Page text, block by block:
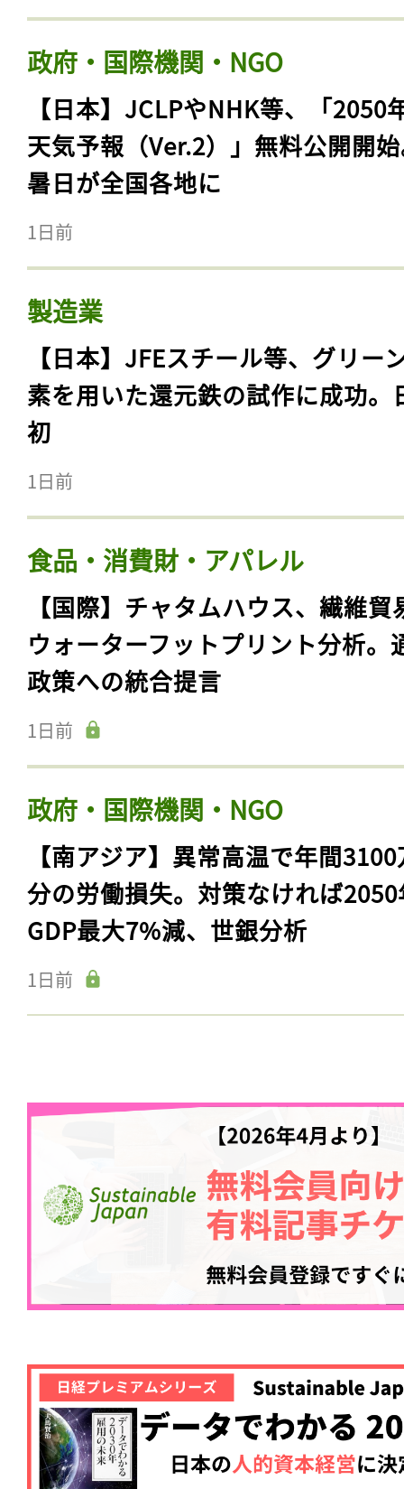
政府・国際機関・NGO
【日本】JCLPやNHK等、「2050
天気予報（Ver.2）」無料公開開
暑日が全国各地に
1日前
製造業
【日本】JFEスチール等、グリー
素を用いた還元鉄の試作に成功。
初
1日前
食品・消費財・アパレル
【国際】チャタムハウス、繊維貿
ウォーターフットプリント分析。
政策への統合提言
1日前
政府・国際機関・NGO
【南アジア】異常高温で年間
分の労働損失。対策なければ
GDP最大7%減、世銀分析
1日前